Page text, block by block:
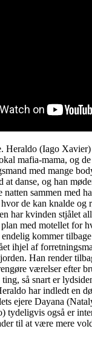
Heraldo (Iago Xavier)
mafia-mama, og
med mange
at danse, og han
sammen med
de kan knalde og
har kvinden stjålet
med motellet for
kommer
ihjel af
Han render
værelser efter
så snart er
har indledt en
ejere Dayana
tydeligvis også er
til at være mere